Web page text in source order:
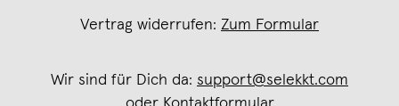
Vertrag widerrufen: Zum Formular
Wir sind für Dich da: support@selekkt.com